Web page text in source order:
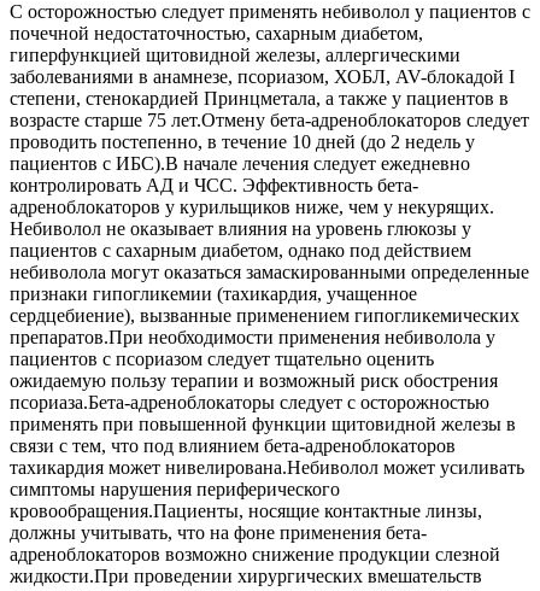
С осторожностью следует применять небиволол у пациентов с
почечной недостаточностью, сахарным диабетом,
гиперфункцией щитовидной железы, аллергическими
заболеваниями в анамнезе, псориазом, ХОБЛ, AV-блокадой I
степени, стенокардией Принцметала, а также у пациентов в
возрасте старше 75 лет.Отмену бета-адреноблокаторов следует
проводить постепенно, в течение 10 дней (до 2 недель у
пациентов с ИБС).В начале лечения следует ежедневно
контролировать АД и ЧСС. Эффективность бета-
адреноблокаторов у курильщиков ниже, чем у некурящих.
Небиволол не оказывает влияния на уровень глюкозы у
пациентов с сахарным диабетом, однако под действием
небиволола могут оказаться замаскированными определенные
признаки гипогликемии (тахикардия, учащенное
сердцебиение), вызванные применением гипогликемических
препаратов.При необходимости применения небиволола у
пациентов с псориазом следует тщательно оценить
ожидаемую пользу терапии и возможный риск обострения
псориаза.Бета-адреноблокаторы следует с осторожностью
применять при повышенной функции щитовидной железы в
связи с тем, что под влиянием бета-адреноблокаторов
тахикардия может нивелирована.Небиволол может усиливать
симптомы нарушения периферического
кровообращения.Пациенты, носящие контактные линзы,
должны учитывать, что на фоне применения бета-
адреноблокаторов возможно снижение продукции слезной
жидкости.При проведении хирургических вмешательств